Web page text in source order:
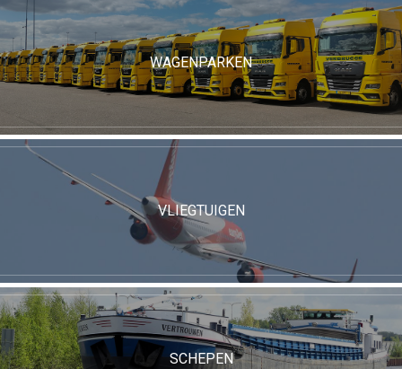
WAGENPARKEN
VLIEGTUIGEN
SCHEPEN